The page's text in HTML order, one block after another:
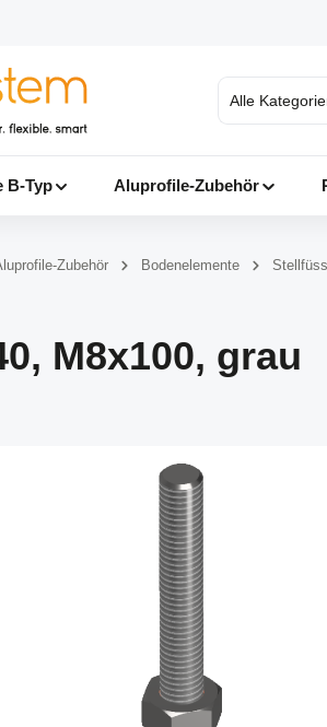
Alle
B-Typ Aluprofile-Zubehör
Zubehör Bodenelemente
M8x100, grau